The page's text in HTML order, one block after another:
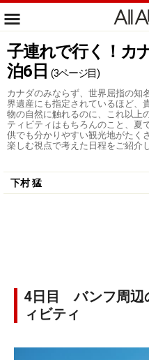
子連れで行く！カ
泊6日 (3ページ目)
カナダのみならず、世界屈指の知
界遺産にも指定されているほど、
物の自然に触れるのに、これ以上
ティビティはもちろんのこと、夏
供でも分かりやすい観光地がたく
楽しむ視点で考えた日程をご紹介
下村 猛
4日目 バンフ周辺
ィビティ